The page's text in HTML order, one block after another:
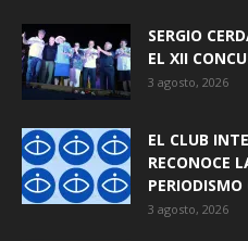
SERGIO
EL XII
3 agosto, 2026
EL CLUB
RECONOCE
PERIODISMO
3 agosto, 2026